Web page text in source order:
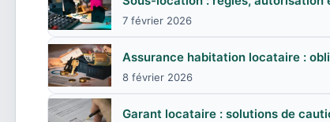
7 février 2026
Assurance habitation locataire :
8 février 2026
Garant locataire : solutions de